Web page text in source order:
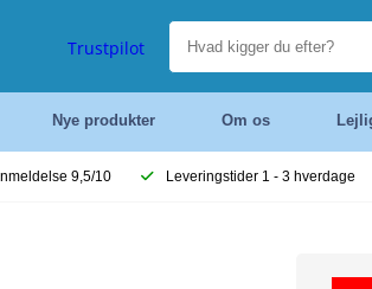
Trustpilot
Nye produkter Om os
9,5/10 Leveringstider 1 - 3 hverdage